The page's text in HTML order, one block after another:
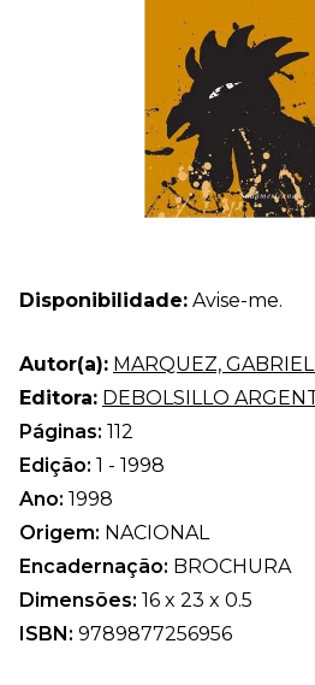
Disponibilidade: Avise-me.
Autor(a): MARQUEZ,
Editora: DEBOLSILLO
Páginas: 112
Edição: 1 - 1998
Ano: 1998
Origem: NACIONAL
Encadernação: BROCHURA
Dimensões: 16 x 23 x 0.5
ISBN: 9789877256956